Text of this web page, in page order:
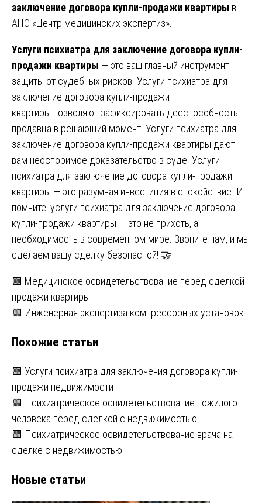
заключение договора купли-продажи квартиры в
АНО «Центр медицинских экспертиз».
Услуги психиатра для заключение договора купли-
продажи квартиры — это ваш главный инструмент
защиты от судебных рисков. Услуги психиатра для
заключение договора купли-продажи
квартиры позволяют зафиксировать дееспособность
продавца в решающий момент. Услуги психиатра для
заключение договора купли-продажи квартиры дают
вам неоспоримое доказательство в суде. Услуги
психиатра для заключение договора купли-продажи
квартиры — это разумная инвестиция в спокойствие. И
помните: услуги психиатра для заключение договора
купли-продажи квартиры — это не прихоть, а
необходимость в современном мире. Звоните нам, и мы
сделаем вашу сделку безопасной! 🤝
Навигация
по
🟩 Медицинское освидетельствование перед сделкой
продажи квартиры
🟩 Инженерная экспертиза компрессорных установок
Похожие статьи
🟩 Услуги психиатра для заключения договора купли-
продажи недвижимости
🟩 Психиатрическое освидетельствование пожилого
человека перед сделкой с недвижимостью
🟩 Психиатрическое освидетельствование врача на
сделке с недвижимостью
Новые статьи